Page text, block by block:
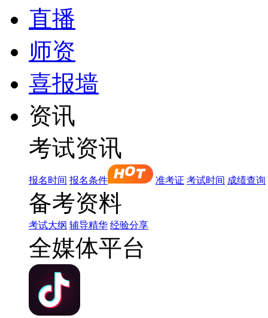
直播
师资
喜报墙
资讯
考试资讯
报名时间 报名条件 准考证 考试时间 成绩查询
备考资料
考试大纲 辅导精华 经验分享
全媒体平台